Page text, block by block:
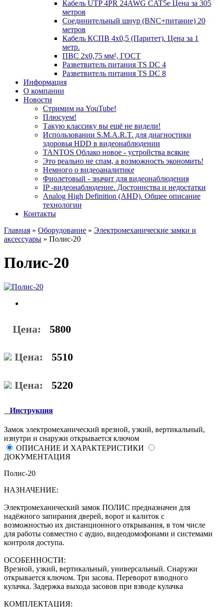
Кабель UTP 4PR 24AWG CAT5e Цена за 305
метров
Соединительный шнур (BNC+питание) 20
метров
Кабель КСПВ 4х0,5 (Паритет). Цена за 1
метр.
ПВС 2х0,75 мм², ГОСТ
Разветвитель питания TS DC 4
Разветвитель питания TS DC 8
Информация
О компании
Новости
Стримим на YouTube!
Плюсуем!
Такую классику вы ещё не видели!
Использовании S.M.A.R.T. для диагностики
здоровья HDD в видеонаблюдении
TANTOS Облако новое - устройства всякие
Это реально не спам, а возможность экономить!
Немного о видеоаналитике
Фиолетовый - значит для видеонаблюдения
IP -видеонаблюдение. Достоинства и недостатки
Analog High Definition (AHD). Общее описание
технологии
Контакты
Главная » Оборудование » Электромеханические замки и
аксессуары » Полис-20
Полис-20
Цена: 5800
Цена: 5510
Цена: 5220
Инструкция
Замок электромеханический врезной, узкий, вертикальный,
изнутри и снаружи открывается ключом
ОПИСАНИЕ И ХАРАКТЕРИСТИКИ
ДОКУМЕНТАЦИЯ
Полис-20
НАЗНАЧЕНИЕ:
Электромеханический замок ПОЛИС предназначен для
надёжного запирания дверей, ворот и калиток с
возможностью их дистанционного открывания, в том числе
для работы совместно с аудио, видеодомофонами и системами
контроля доступа.
ОСОБЕННОСТИ:
Врезной, узкий, вертикальный, универсальный. Снаружи
открывается ключом. Три засова. Переворот взводного
кулачка. Задержка выхода засовов при взводе кулачка
КОМПЛЕКТАЦИЯ: